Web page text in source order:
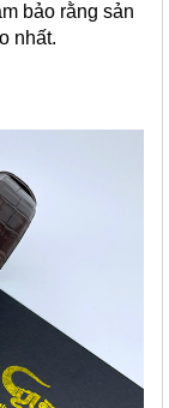
bảo rằng sản
nhất.